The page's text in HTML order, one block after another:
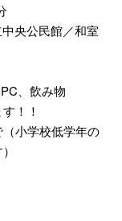
央公民館／和室
C、飲み物
！！
小学校低学年の